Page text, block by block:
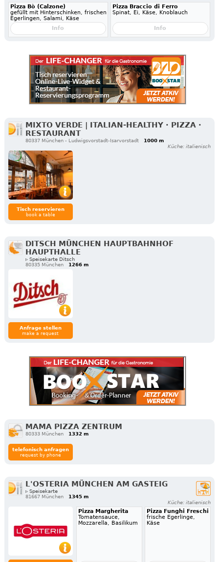
Pizza Bò (Calzone)
gefüllt mit Hinterschinken, frischen
Egerlingen, Salami, Käse
Info
Pizza Braccio di Ferro
Spinat, Ei, Käse, Knoblauch
Info
MIXTO VERDE | ITALIAN-HEALTHY · PIZZA ·
RESTAURANT
80337 München - Ludwigsvorstadt-Isarvorstadt
1000 m
Küche: italienisch
Tisch reservieren
book a table
DITSCH MÜNCHEN HAUPTBAHNHOF
HAUPTHALLE
▹ Speisekarte Ditsch
80335 München
1266 m
Anfrage stellen
make a request
MAMA PIZZA ZENTRUM
80333 München 1332 m
telefonisch anfragen
request by phone
L'OSTERIA MÜNCHEN AM GASTEIG
▹ Speisekarte
81667 München
1345 m
Küche: italienisch
Pizza Margherita
Tomatensauce,
Mozzarella, Basilikum
Pizza Funghi Freschi
frische Egerlinge,
Käse